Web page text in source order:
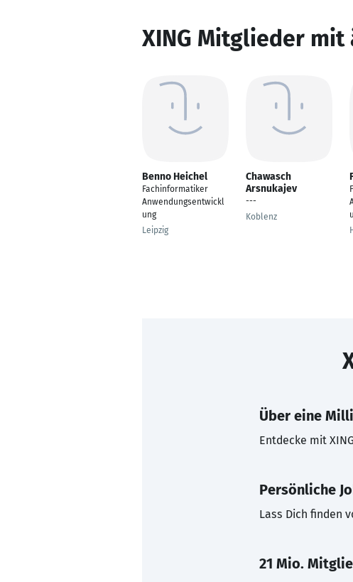
XING Mitglieder
Benno Heichel
Fachinformatiker
Anwendungsentwickl
ung
Leipzig
Chawasch
Arsnukajev
---
Koblenz
Über eine
Entdecke mit
Persönliche
Lass Dich finden
21 Mio.